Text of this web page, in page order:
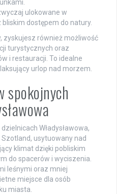
ulokowane w
dostępem do natury.
zyskujesz również możliwość
turystycznych oraz
i restauracji. To idealne
urlop nad morzem.
spokojnych
Władysławowa,
. Szotland, usytuowany nad
klimat dzięki pobliskim
do spacerów i wyciszenia.
leśnymi oraz mniej
miejsce dla osób
miasta.